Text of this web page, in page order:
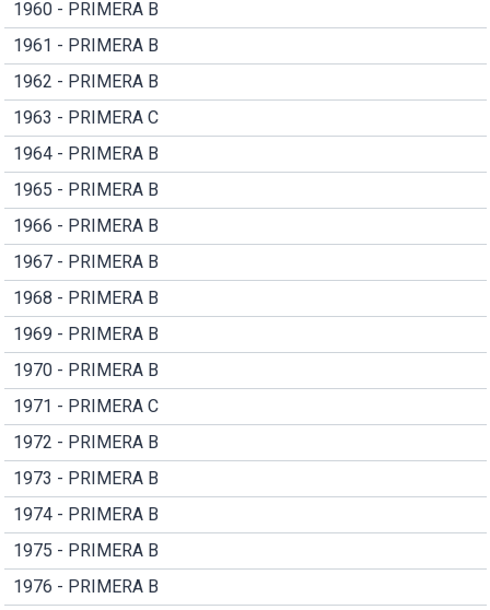
1960 - PRIMERA B
1961 - PRIMERA B
1962 - PRIMERA B
1963 - PRIMERA C
1964 - PRIMERA B
1965 - PRIMERA B
1966 - PRIMERA B
1967 - PRIMERA B
1968 - PRIMERA B
1969 - PRIMERA B
1970 - PRIMERA B
1971 - PRIMERA C
1972 - PRIMERA B
1973 - PRIMERA B
1974 - PRIMERA B
1975 - PRIMERA B
1976 - PRIMERA B